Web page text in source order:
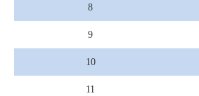
8
9
10
11